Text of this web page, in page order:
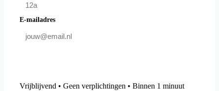
E-mailadres
Vrijblijvend • Geen verplichtingen • Binnen 1 minuut